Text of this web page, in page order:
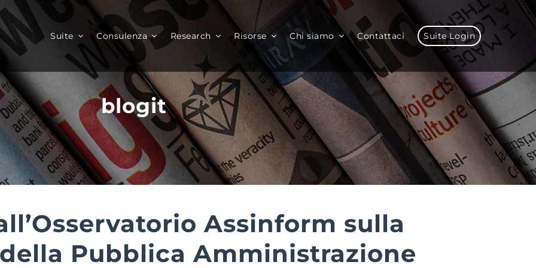
Suite Consulenza Research Risorse Chi siamo Contattaci Suite Login
blogit
Assinform sulla
Pubblica Amministrazione